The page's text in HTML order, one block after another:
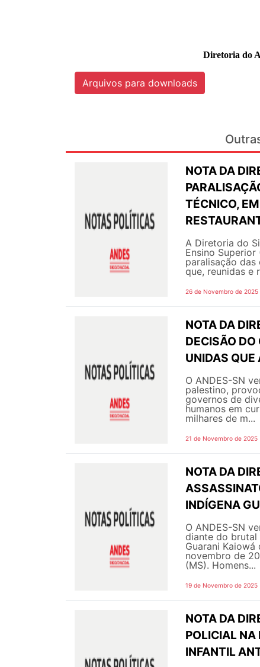
Diretoria do
Arquivos para downloads
NOTA DA
TÉCNICO,
A Diretoria do
Ensino
paralisação das
que, reunidas e
26 de Novembro de 2025
NOTA DA
DECISÃO
UNIDAS
O ANDES-SN
palestino,
governos de
humanos em
milhares de m...
21 de Novembro de 2025
NOTA DA
INDÍGENA
O ANDES-SN
diante do brutal
Guarani
novembro de
(MS). Homens...
19 de Novembro de 2025
NOTA DA
POLICIAL NA
INFANTIL